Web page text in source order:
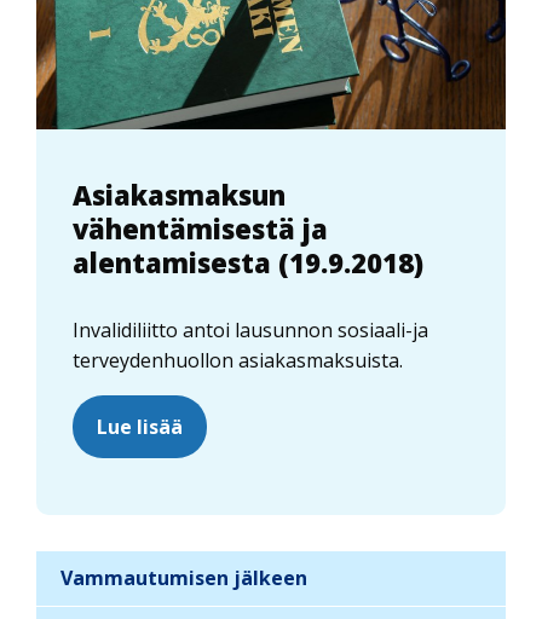
S
Vammautumisen jälkeen
Asiakasmaksun
vähentämisestä ja
alentamisesta (19.9.2018)
Invalidiliitto antoi lausunnon sosiaali-ja
terveydenhuollon asiakasmaksuista.
Lue lisää